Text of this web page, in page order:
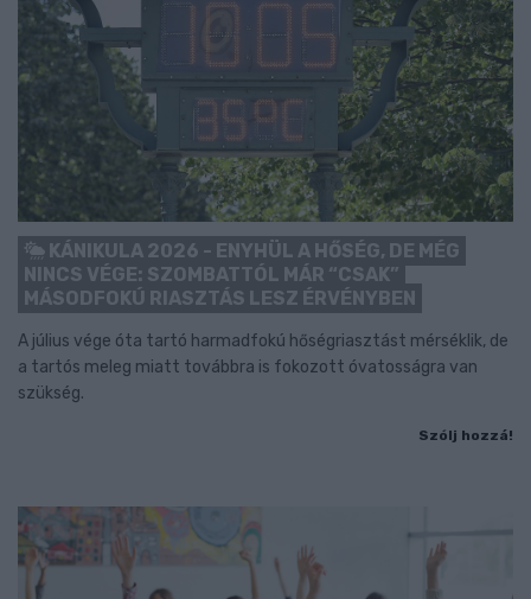
KÁNIKULA 2026 - ENYHÜL A HŐSÉG, DE MÉG
NINCS VÉGE: SZOMBATTÓL MÁR “CSAK”
MÁSODFOKÚ RIASZTÁS LESZ ÉRVÉNYBEN
A július vége óta tartó harmadfokú hőségriasztást mérséklik, de
a tartós meleg miatt továbbra is fokozott óvatosságra van
szükség.
Szólj hozzá!